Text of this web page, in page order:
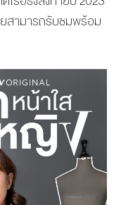
สามารถรับชมพร้อม